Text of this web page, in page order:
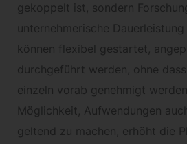
gekoppelt ist, sondern
unternehmerische
können flexibel gestartet,
durchgeführt werden, ohne
einzeln vorab genehmigt
Möglichkeit, Aufwendungen
geltend zu machen, erhöht die